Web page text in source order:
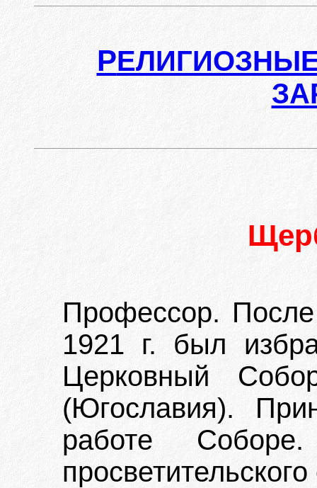
Р
Профессор.
1921 г. был
Церковный
(Югославия).
работе